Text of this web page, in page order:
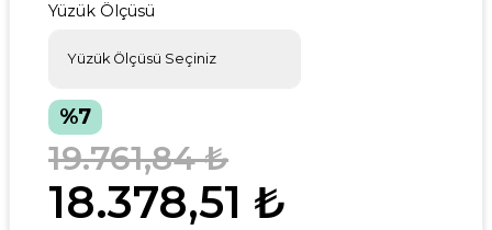
Yüzük Ölçüsü
%7
18.378,51 ₺
19.761,84 ₺